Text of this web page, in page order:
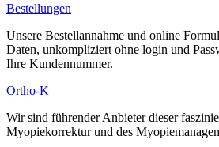
Bestellungen
Unsere Bestellannahme und online
Daten, unkompliziert ohne login und
Ihre Kundennummer.
Ortho-K
Wir sind führender Anbieter dieser
Myopiekorrektur und des